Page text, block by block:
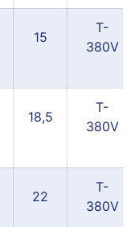
15
T-
380V
18,5
T-
380V
22
T-
380V